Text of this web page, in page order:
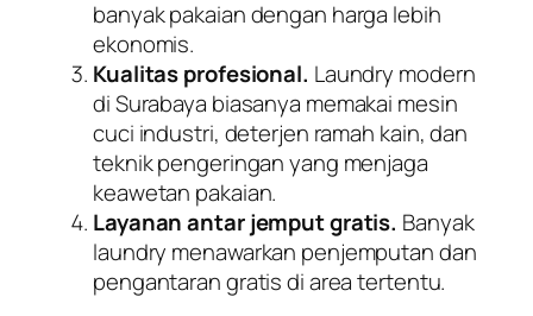
banyak pakaian dengan harga lebih
ekonomis.
Kualitas profesional. Laundry modern
di Surabaya biasanya memakai mesin
cuci industri, deterjen ramah kain, dan
teknik pengeringan yang menjaga
keawetan pakaian.
Layanan antar jemput gratis. Banyak
laundry menawarkan penjemputan dan
pengantaran gratis di area tertentu.